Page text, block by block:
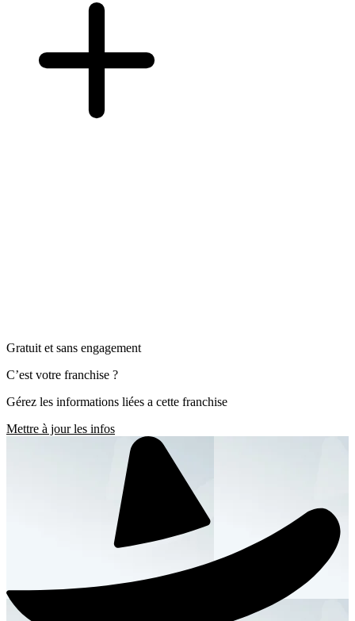
Gratuit et sans engagement
C’est votre franchise ?
Gérez les informations liées a cette franchise
Mettre à jour les infos